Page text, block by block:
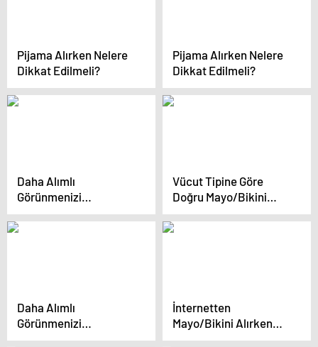
Pijama Alırken Nelere
Dikkat Edilmeli?
Pijama Alırken Nelere
Dikkat Edilmeli?
Daha Alımlı
Görünmenizi
Sağlayacak 6 Stil
Düzenlemesi
Vücut Tipine Göre
Doğru Mayo/Bikini
Seçimi
Daha Alımlı
Görünmenizi
Sağlayacak 6 Stil
İnternetten
Mayo/Bikini Alırken
Nelere Dikkat Etmeli?